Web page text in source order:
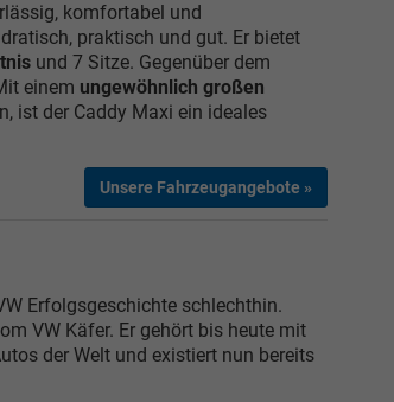
komfortabel und
praktisch und gut. Er bietet
und 7 Sitze. Gegenüber dem
einem ungewöhnlich großen
ist der Caddy Maxi ein ideales
Unsere Fahrzeugangebote »
Erfolgsgeschichte schlechthin.
VW Käfer. Er gehört bis heute mit
der Welt und existiert nun bereits